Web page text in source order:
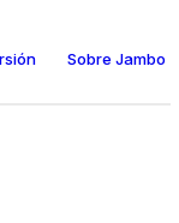
de Jambo
Sobre Jambo